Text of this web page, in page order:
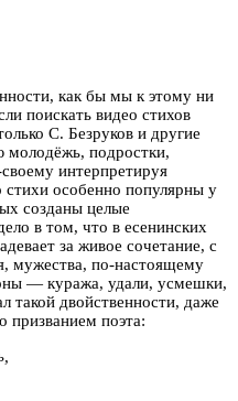
как бы мы к этому ни
поискать видео стихов
С. Безруков и другие
молодёжь, подростки,
интерпретируя
стихи особенно популярны у
созданы целые
в том, что в есенинских
за живое сочетание, с
мужества, по-настоящему
— куража, удали, усмешки,
такой двойственности, даже
призванием поэта: